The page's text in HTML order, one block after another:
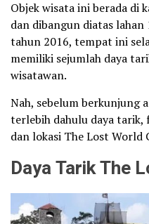
Objek wisata ini berada di
dan dibangun diatas lahan
tahun 2016, tempat ini
memiliki sejumlah daya
wisatawan.
Nah, sebelum berkunjung
terlebih dahulu daya tarik,
dan lokasi The Lost World
Daya Tarik The